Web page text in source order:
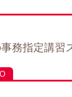
務指定講習